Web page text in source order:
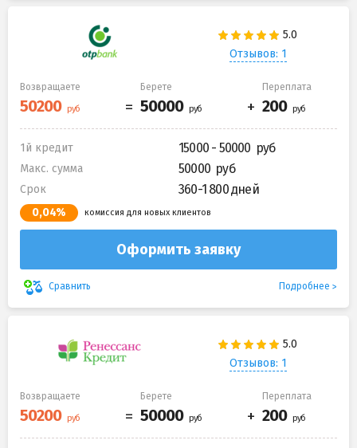
Отзывов: 1
Возвращаете Берете Переплата
1й кредит 15000 - 50000
Макс. сумма 50000
Срок 360-1 800 дней
0,04% комиссия для новых клиентов
Оформить заявку
Сравнить Подробнее
Отзывов: 1
Возвращаете Берете Переплата